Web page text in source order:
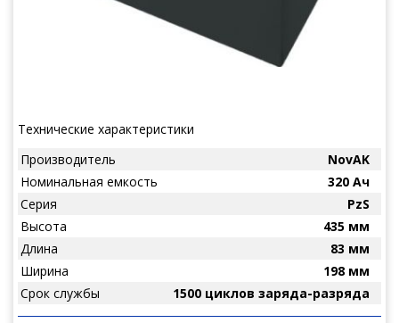
Технические характеристики
Производитель
NovAK
Номинальная емкость
320 Ач
Серия
PzS
Высота
435 мм
Длина
83 мм
Ширина
198 мм
Срок службы
1500 циклов заряда-разряда